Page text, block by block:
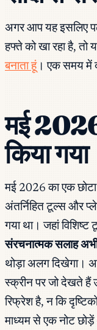
अगर आप यह इसलिए
हफ्ते को खा रहा है,
बनाता हूं। एक समय में
मई
किया गया
मई 2026 का एक छोटा
अंतर्निहित टूल्स और
गया था। जहां
संरचनात्मक सलाह अभी
थोड़ा अलग दिखेगा।
स्क्रीन पर जो देखते हैं
रिफ्रेश है, न कि
माध्यम से एक नोट